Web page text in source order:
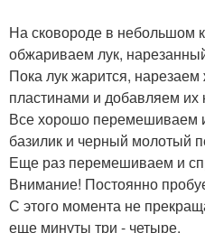
На сковороде в небольшом
обжариваем лук,
Пока лук жарится, нарезаем
пластинами и добавляем их
Все хорошо перемешиваем
базилик и черный молотый
Еще раз перемешиваем и
Внимание! Постоянно
С этого момента не
еще минуты три - четыре.